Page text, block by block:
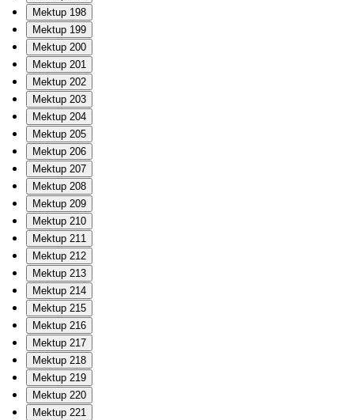
Mektup 198
Mektup 199
Mektup 200
Mektup 201
Mektup 202
Mektup 203
Mektup 204
Mektup 205
Mektup 206
Mektup 207
Mektup 208
Mektup 209
Mektup 210
Mektup 211
Mektup 212
Mektup 213
Mektup 214
Mektup 215
Mektup 216
Mektup 217
Mektup 218
Mektup 219
Mektup 220
Mektup 221